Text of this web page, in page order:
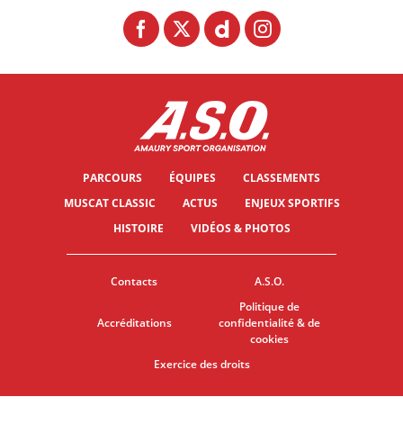
PARCOURS ÉQUIPES
CLASSEMENTS
MUSCAT CLASSIC
ACTUS
ENJEUX SPORTIFS
HISTOIRE
VIDÉOS & PHOTOS
Contacts A.S.O.
Accréditations
Politique de
confidentialité & de
cookies
Exercice des droits